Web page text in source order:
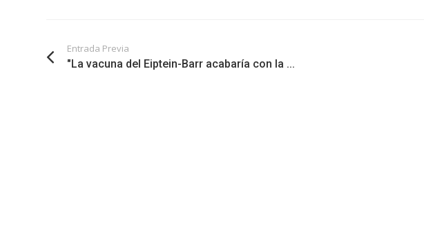
Entrada Previa
"La vacuna del Eiptein-Barr acabaría con la ...